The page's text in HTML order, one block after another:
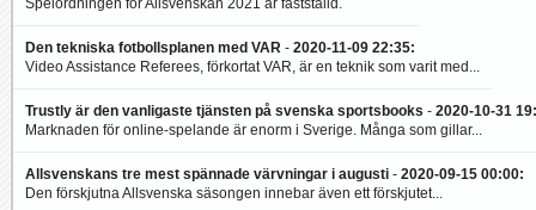
Spelordningen för Allsvenskan 2021 är fastställd.
Den tekniska fotbollsplanen med VAR - 2020-11-09 22:35:
Video Assistance Referees, förkortat VAR, är en teknik som varit med...
Trustly är den vanligaste tjänsten på svenska sportsbooks - 2020-10-31
Marknaden för online-spelande är enorm i Sverige. Många som gillar...
Allsvenskans tre mest spännade värvningar i augusti - 2020-09-15 00:00:
Den förskjutna Allsvenska säsongen innebar även ett förskjutet...